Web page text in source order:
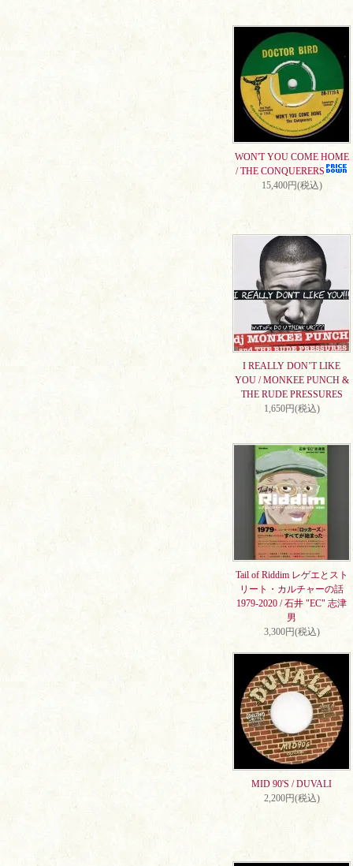
WON'T YOU COME HOME
/ THE CONQUERERS
15,400円(税込)
I REALLY DON’T LIKE
YOU / MONKEE PUNCH &
THE RUDE PRESSURES
1,650円(税込)
Tail of Riddim レゲエとスト
リート・カルチャーの話
1979-2020 / 石井 "EC" 志津
男
3,300円(税込)
MID 90'S / DUVALI
2,200円(税込)